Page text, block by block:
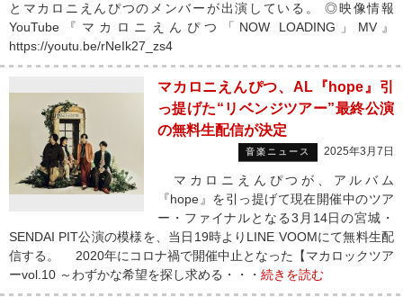
とマカロニえんぴつのメンバーが出演している。 ◎映像情報
YouTube『マカロニえんぴつ「NOW LOADING」MV』
https://youtu.be/rNeIk27_zs4
マカロニえんぴつ、AL『hope』引
っ提げた“リベンジツアー”最終公演
の無料生配信が決定
音楽ニュース 2025年3月7日
マカロニえんぴつが、アルバム
『hope』を引っ提げて現在開催中のツア
ー・ファイナルとなる3月14日の宮城・
SENDAI PIT公演の模様を、当日19時よりLINE VOOMにて無料生配
信する。 2020年にコロナ禍で開催中止となった【マカロックツア
ーvol.10 ～わずかな希望を探し求める・・・ 続きを読む